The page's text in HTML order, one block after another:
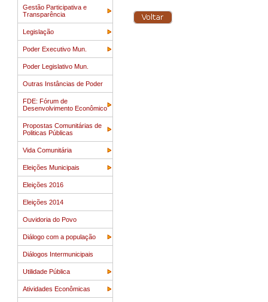
Gestão Participativa e
Transparência
Legislação
Poder Executivo Mun.
Poder Legislativo Mun.
Outras Instâncias de Poder
FDE: Fórum de
Desenvolvimento Econômico
Propostas Comunitárias de
Politicas Públicas
Vida Comunitária
Eleições Municipais
Eleições 2016
Eleições 2014
Ouvidoria do Povo
Diálogo com a população
Diálogos Intermunicipais
Utilidade Pública
Atividades Econômicas